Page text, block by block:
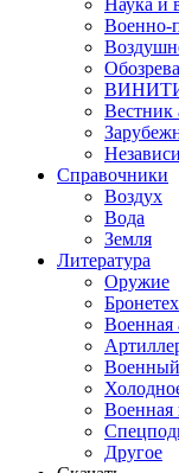
Наука и
Военно-
Вестник
Справочники
Воздух
Вода
Земля
Литература
Оружие
Военная
Военная
Другое